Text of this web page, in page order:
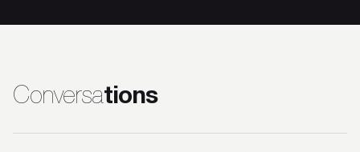
Conversations